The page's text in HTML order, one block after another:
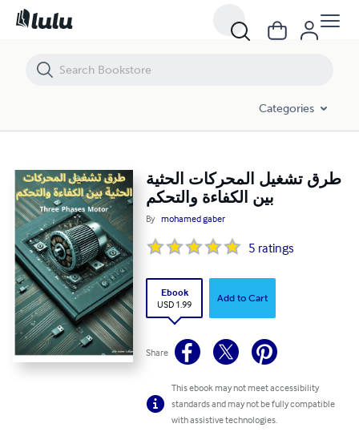
Categories
طرق تشغيل المحركات الحثية
بين الكفاءة والتحكم
By mohamed gaber
5 ratings
Ebook
USD 1.99
Add to Cart
Share
This ebook may not meet accessibility
standards and may not be fully compatible
with assistive technologies.
طرق تشغيل المحركات الحثية بين الكفاءة والتحكم